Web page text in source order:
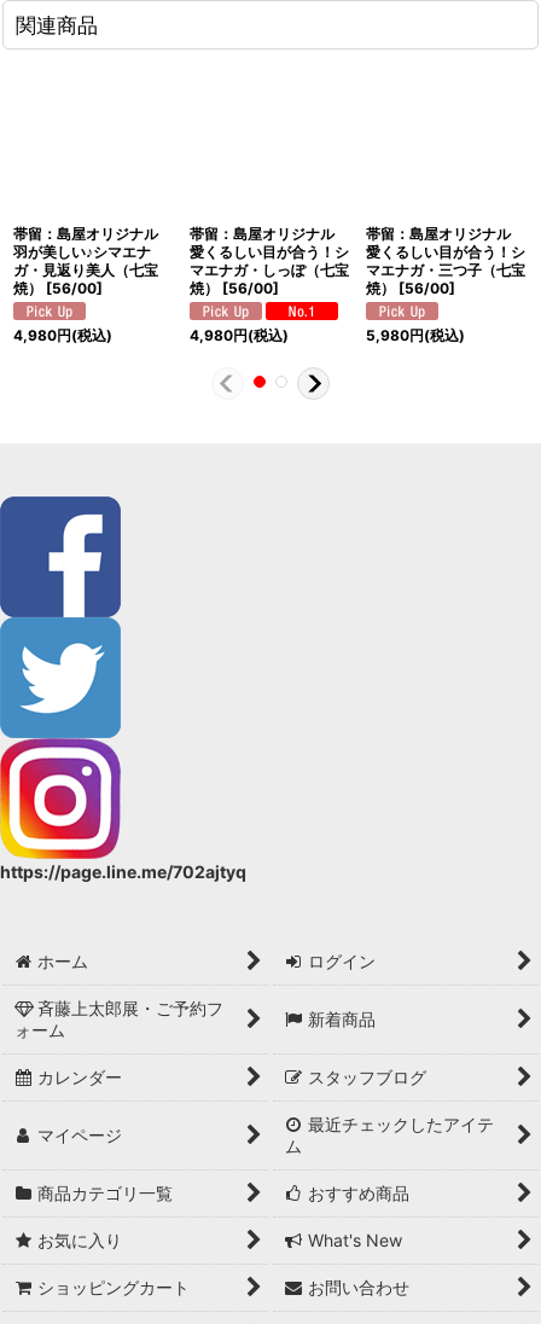
関連商品
帯留：島屋オリジナル
羽が美しい♪シマエナ
ガ・見返り美人（七宝
焼）
[56/00]
4,980円(税込)
帯留：島屋オリジナル
愛くるしい目が合う！シ
マエナガ・しっぽ（七宝
焼）
[56/00]
4,980円(税込)
帯留：島屋オリジナル
愛くるしい目が合う！シ
マエナガ・三つ子（七宝
焼）
[56/00]
5,980円(税込)
https://page.line.me/702ajtyq
ホーム ログイン
斉藤上太郎展・ご予約フ
ォーム
新着商品
カレンダー スタッフブログ
マイページ
最近チェックしたアイテ
ム
商品カテゴリ一覧 おすすめ商品
お気に入り What's New
ショッピングカート お問い合わせ